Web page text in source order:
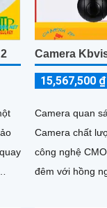
Camera
15,567,500 ₫
Camera quan
Camera chất
công nghệ
đêm với hồng